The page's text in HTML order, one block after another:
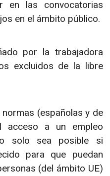
en las convocatorias
en el ámbito público.
por la trabajadora
excluidos de la libre
(españolas y de
acceso a un empleo
solo sea posible si
para que puedan
(del ámbito UE)